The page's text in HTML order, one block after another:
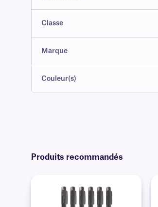
Classe
Marque
Couleur(s)
Produits recommandés